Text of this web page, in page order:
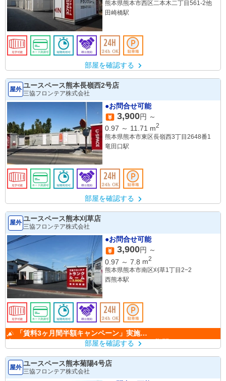
熊本県熊本市西区二本木二丁目561-2他
田崎橋駅
部屋を確認する
屋外 ユースペース熊本長嶺西2号店
三協フロンテア株式会社
●お問合せ可能
3,900円 ～
0.97 ～ 11.71 m2
熊本県熊本市東区長嶺西3丁目2648番1
竜田口駅
部屋を確認する
屋外 ユースペース熊本刈草店
三協フロンテア株式会社
●お問合せ可能
3,900円 ～
0.97 ～ 7.8 m2
熊本県熊本市南区刈草1丁目2−2
西熊本駅
中！ （キャンペーン期間：6/1～9/30）
部屋を確認する
屋外 ユースペース熊本菊陽4号店
三協フロンテア株式会社